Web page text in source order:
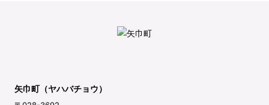
矢巾町（ヤハバチョウ）